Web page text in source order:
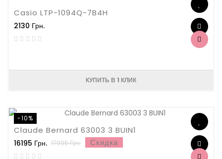
Casio LTP-1094Q-7B4H
2130 Грн.
КУПИТЬ В 1 КЛИК
-10%
Claude Bernard 63003 3 BUIN1
16195 Грн. 17995 Грн. Скидка